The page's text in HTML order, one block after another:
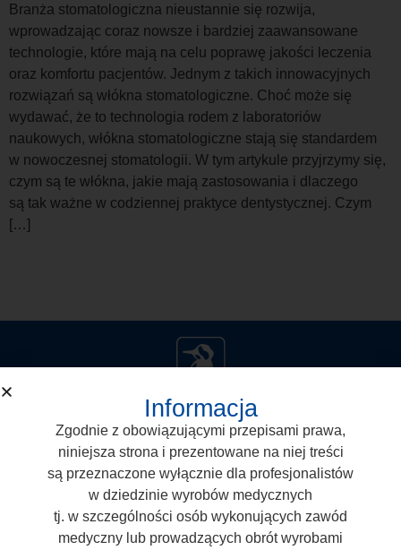
Branża stomatologiczna nieustannie się rozwija,
wprowadzając coraz nowsze i bardziej zaawansowane
technologie, które mają na celu poprawę jakości leczenia
oraz komfortu pacjentów. Jednym z takich innowacyjnych
rozwiązań są włókna stomatologiczne. Choć może się
wydawać, że to technologia rodem z laboratoriów
naukowych, włókna stomatologiczne stają się standardem
w nowoczesnej stomatologii. W tym artykule przyjrzymy się,
czym są te włókna, jakie mają zastosowania i dlaczego
są tak ważne w codziennej praktyce dentystycznej. Czym
[…]
Arkona Laboratorium Farmakologii Stomatologicznej
Nasutów 99 C, 21-025 Niemce
Informacja
Zgodnie z obowiązującymi przepisami prawa,
niniejsza strona i prezentowane na niej treści
są przeznaczone wyłącznie dla profesjonalistów
w dziedzinie wyrobów medycznych
tj. w szczególności osób wykonujących zawód
medyczny lub prowadzących obrót wyrobami